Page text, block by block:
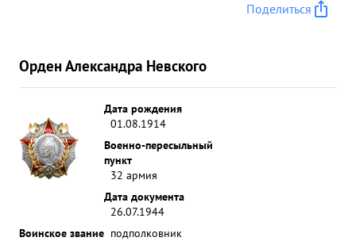
Поделиться
Орден Александра Невского
Дата рождения
01.08.1914
Военно-пересыльный
пункт
32 армия
Дата документа
26.07.1944
Воинское звание подполковник